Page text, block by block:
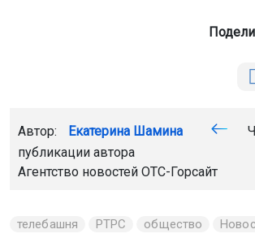
Главная Новости Культура
Выставка об искусстве и